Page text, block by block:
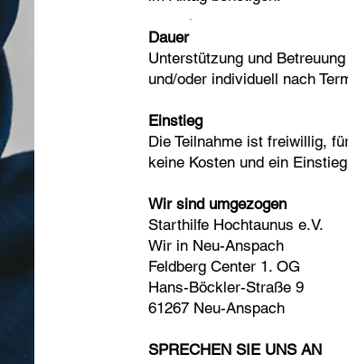
Dauer
Unterstützung und
und/oder individuell nach
Einstieg
Die Teilnahme ist freiwillig,
keine Kosten und ein
Wir sind umgezogen
Starthilfe Hochtaunus e.V.
Wir in Neu-Anspach
Feldberg Center 1. OG
Hans-Böckler-Straße 9
61267 Neu-Anspach
SPRECHEN SIE UNS AN